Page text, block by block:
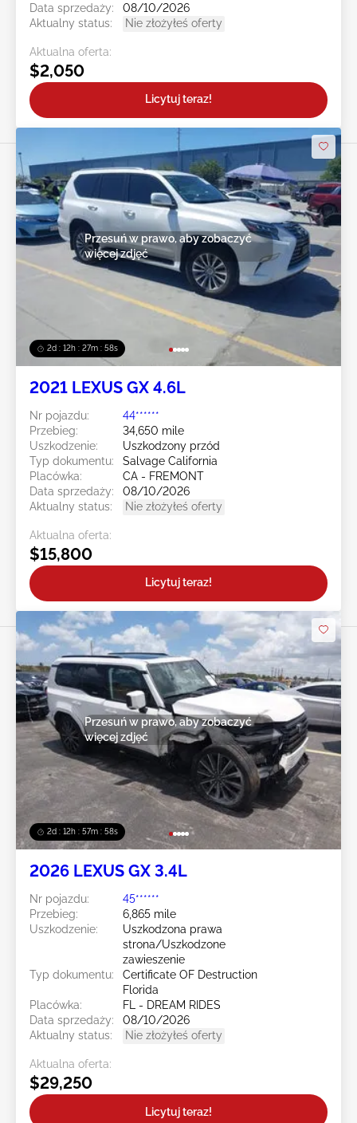
Data sprzedaży:
08/10/2026
Aktualny status:
Nie złożyłeś oferty
Aktualna oferta:
$2,050
Licytuj teraz!
2d : 12h : 27m : 55s
Przesuń w prawo, aby zobaczyć
więcej zdjęć
2021 LEXUS GX 4.6L
Nr pojazdu:
44******
Przebieg:
34,650 mile
Uszkodzenie:
Uszkodzony przód
Typ dokumentu:
Salvage California
Placówka:
CA - FREMONT
Data sprzedaży:
08/10/2026
Aktualny status:
Nie złożyłeś oferty
Aktualna oferta:
$15,800
Licytuj teraz!
2d : 12h : 57m : 55s
Przesuń w prawo, aby zobaczyć
więcej zdjęć
2026 LEXUS GX 3.4L
Nr pojazdu:
45******
Przebieg:
6,865 mile
Uszkodzenie:
Uszkodzona prawa
strona/Uszkodzone
zawieszenie
Typ dokumentu:
Certificate OF Destruction
Florida
Placówka:
FL - DREAM RIDES
Data sprzedaży:
08/10/2026
Aktualny status:
Nie złożyłeś oferty
Aktualna oferta:
$29,250
Licytuj teraz!